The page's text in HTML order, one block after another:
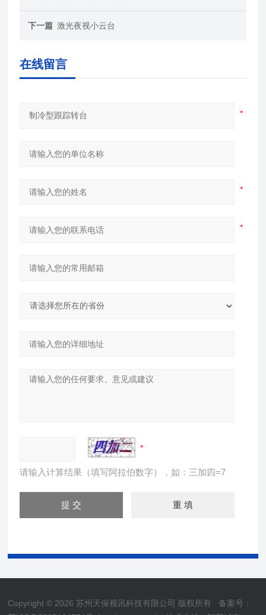
下一篇 激光夜视小云台
在线留言
请输入计算结果（填写阿拉伯数字），如：三加四=7
Copyright © 2026 苏州天保视讯科技有限公司 版权所有 备案号：